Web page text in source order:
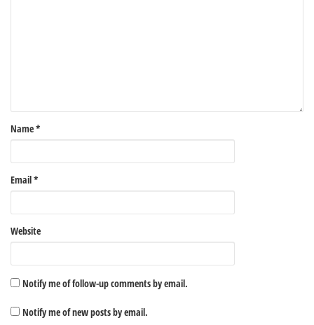
Name*
Email*
Website
Notify me of follow-up comments by email.
Notify me of new posts by email.